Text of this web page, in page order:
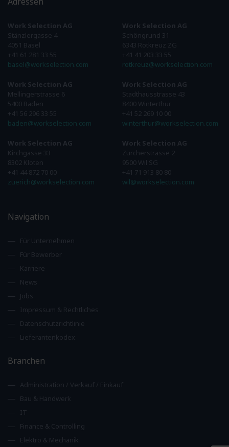
Work Selection AG
Stänzlergasse 4
4051 Basel
+41 61 281 33 55
basel@workselection.com
Work Selection AG
Mellingerstrasse 6
5400 Baden
+41 56 296 33 55
baden@workselection.com
Work Selection AG
Kirchgasse 33
8302 Kloten
+41 44 872 70 00
zuerich@workselection.com
Work Selection AG
Schöngrund 31
6343 Rotkreuz ZG
+41 41 203 33 55
rotkreuz@workselection.com
Work Selection AG
Stadthausstrasse 43
8400 Winterthur
+41 52 269 10 00
winterthur@workselection.com
Work Selection AG
Zürcherstrasse 2
9500 Wil SG
+41 71 913 80 80
wil@workselection.com
Navigation
Für Unternehmen
Für Bewerber
Karriere
News
Jobs
Impressum & Rechtliches
Datenschutzrichtlinie
Lieferantenkodex
Branchen
Administration / Verkauf / Einkauf
Bau & Handwerk
IT
Finance & Controlling
Elektro & Mechanik